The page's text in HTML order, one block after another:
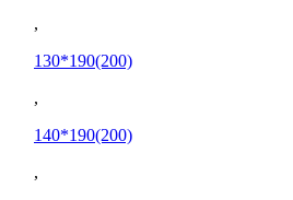
,
130*190(200)
,
140*190(200)
,